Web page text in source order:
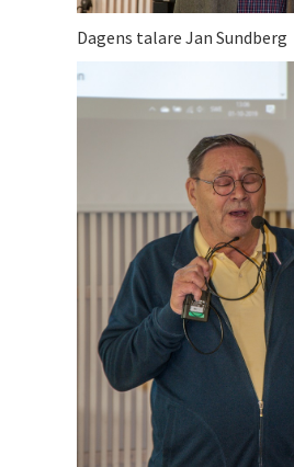
Dagens talare Jan Sundberg